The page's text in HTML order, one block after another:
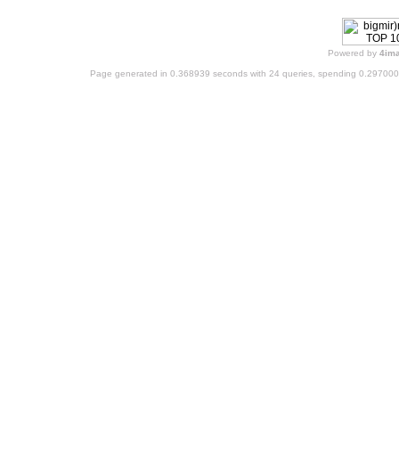
Powered by
Page generated in 0.368939 seconds with 24 queries, spending